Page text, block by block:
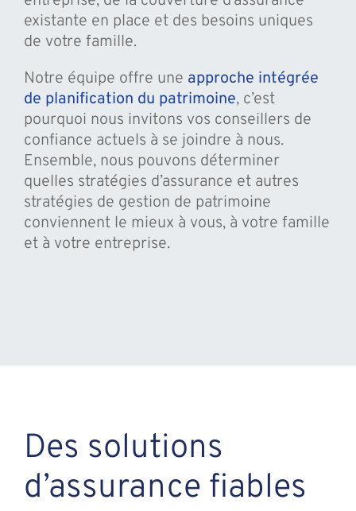
existante en place et des besoins uniques
de votre famille.
Notre équipe offre une approche intégrée
de planification du patrimoine, c’est
pourquoi nous invitons vos conseillers de
confiance actuels à se joindre à nous.
Ensemble, nous pouvons déterminer
quelles stratégies d’assurance et autres
stratégies de gestion de patrimoine
conviennent le mieux à vous, à votre famille
et à votre entreprise.
Des solutions
d’assurance fiables